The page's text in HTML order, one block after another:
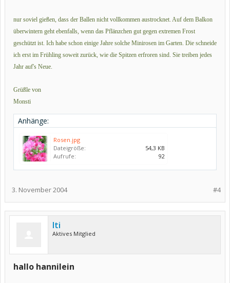
nur soviel gießen, dass der Ballen nicht vollkommen austrocknet. Auf dem Balkon
überwintern geht ebenfalls, wenn das Pflänzchen gut gegen extremen Frost
geschützt ist. Ich habe schon einige Jahre solche Minirosen im Garten. Die schneide
ich erst im Frühling soweit zurück, wie die Spitzen erfroren sind. Sie treiben jedes
Jahr auf's Neue.
Grüßle von
Monsti
Anhänge:
Rosen.jpg
Dateigröße:
54,3 KB
Aufrufe:
92
#4
3. November 2004
Iti
Aktives Mitglied
hallo hannilein